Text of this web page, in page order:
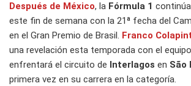
Después de México, la Fórmula 1
este fin de semana con la 21ª fecha del
en el Gran Premio de Brasil. Franco
una revelación esta temporada con el equipo
enfrentará el circuito de Interlagos en São
primera vez en su carrera en la categoría.